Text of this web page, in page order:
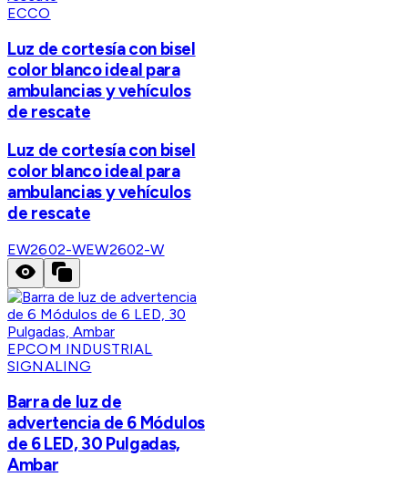
ECCO
Luz de cortesía con bisel
color blanco ideal para
ambulancias y vehículos
de rescate
Luz de cortesía con bisel
color blanco ideal para
ambulancias y vehículos
de rescate
EW2602-WEW2602-W
EPCOM INDUSTRIAL
SIGNALING
Barra de luz de
advertencia de 6 Módulos
de 6 LED, 30 Pulgadas,
Ambar